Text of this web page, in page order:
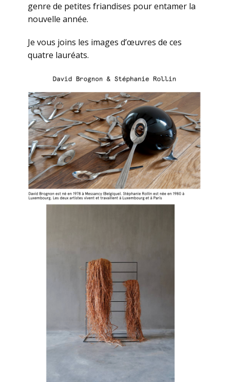
genre de petites friandises pour entamer la
nouvelle année.
Je vous joins les images d’œuvres de ces
quatre lauréats.